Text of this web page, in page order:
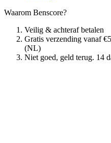
Waarom Benscore?
Veilig & achteraf betalen
Gratis verzending vanaf
(NL)
Niet goed, geld terug. 14